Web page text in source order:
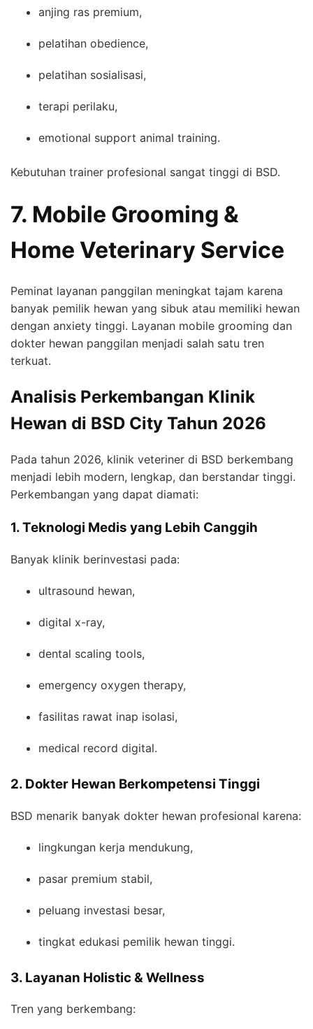
anjing ras premium,
pelatihan obedience,
pelatihan sosialisasi,
terapi perilaku,
emotional support animal training.
Kebutuhan trainer profesional sangat tinggi di BSD.
7. Mobile Grooming &
Home Veterinary Service
Peminat layanan panggilan meningkat tajam karena
banyak pemilik hewan yang sibuk atau memiliki hewan
dengan anxiety tinggi. Layanan mobile grooming dan
dokter hewan panggilan menjadi salah satu tren
terkuat.
Analisis Perkembangan Klinik
Hewan di BSD City Tahun 2026
Pada tahun 2026, klinik veteriner di BSD berkembang
menjadi lebih modern, lengkap, dan berstandar tinggi.
Perkembangan yang dapat diamati:
1. Teknologi Medis yang Lebih Canggih
Banyak klinik berinvestasi pada:
ultrasound hewan,
digital x-ray,
dental scaling tools,
emergency oxygen therapy,
fasilitas rawat inap isolasi,
medical record digital.
2. Dokter Hewan Berkompetensi Tinggi
BSD menarik banyak dokter hewan profesional karena:
lingkungan kerja mendukung,
pasar premium stabil,
peluang investasi besar,
tingkat edukasi pemilik hewan tinggi.
3. Layanan Holistic & Wellness
Tren yang berkembang: